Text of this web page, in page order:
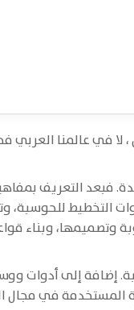
، لا في عالمنا
فبعد التعريف
التخطيط للحوسبة،
وتصميمها، وبناء
إضافة إلى أدوات
المستخدمة في مجال